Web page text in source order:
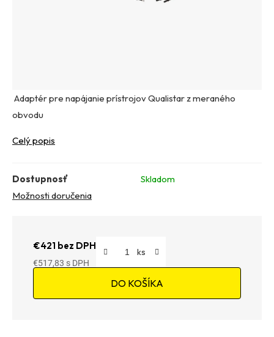
Adaptér pre napájanie prístrojov Qualistar z meraného
obvodu
Celý popis
Dostupnosť
Skladom
Možnosti doručenia
€421 bez DPH
€517,83
DO KOŠÍKA